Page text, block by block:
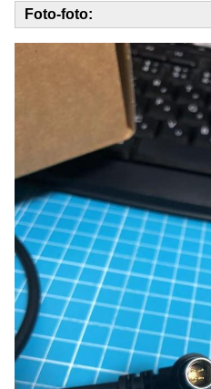
Foto-foto: